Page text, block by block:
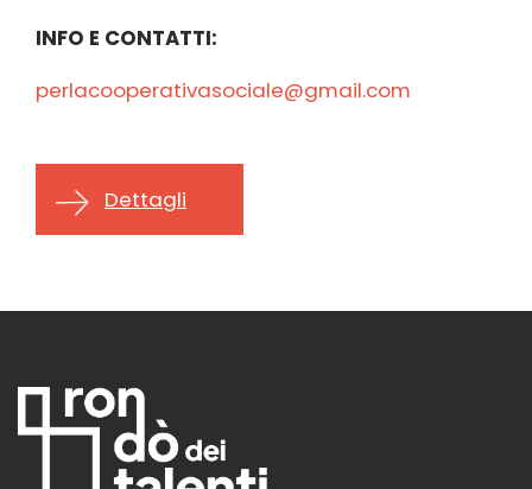
INFO E CONTATTI:
perlacooperativasociale@gmail.com
Dettagli